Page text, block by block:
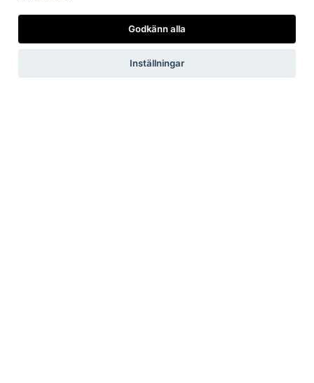
Godkänn alla
Inställningar